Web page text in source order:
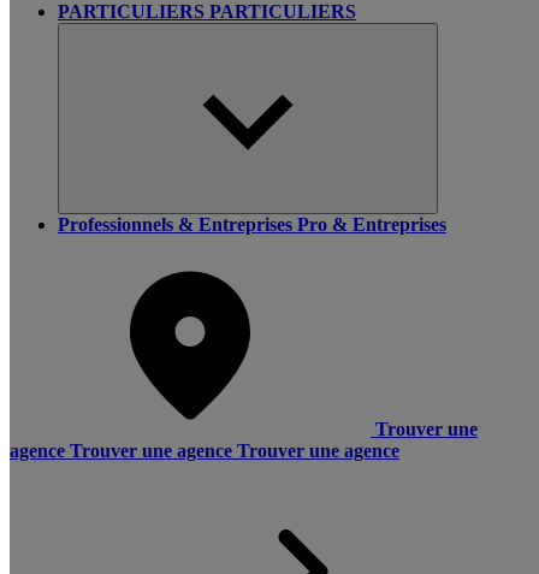
PARTICULIERS PARTICULIERS
Professionnels & Entreprises Pro & Entreprises
Trouver une
agence Trouver une agence Trouver une agence